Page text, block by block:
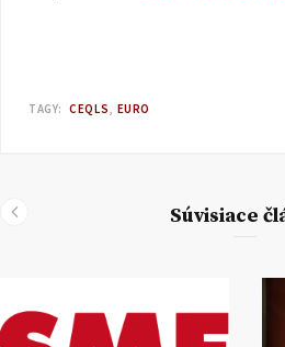
TAGY: CEQLS EURO
Súvisiace